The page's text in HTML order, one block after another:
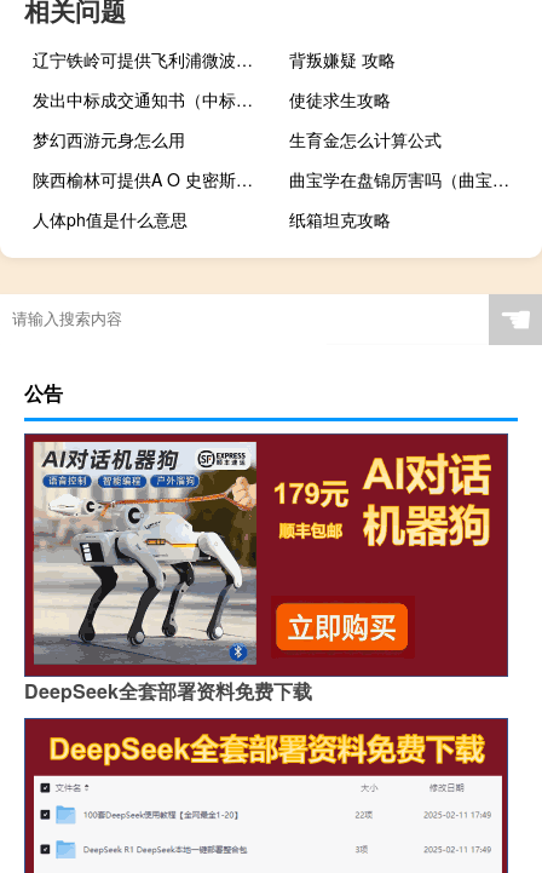
相关问题
辽宁铁岭可提供飞利浦微波炉维修服务地址在哪
背叛嫌疑 攻略
发出中标成交通知书（中标通知书和成交通知书的区别）
使徒求生攻略
梦幻西游元身怎么用
生育金怎么计算公式
陕西榆林可提供A O 史密斯壁挂炉维修服务地址在哪
曲宝学在盘锦厉害吗（曲宝学）
人体ph值是什么意思
纸箱坦克攻略
☚
公告
DeepSeek全套部署资料免费下载